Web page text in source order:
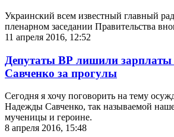
Украинский всем известный главный
пленарном заседании Правительства
11 апреля 2016, 12:52
Депутаты ВР лишили
Савченко за прогулы
Сегодня я хочу поговорить на тему
Надежды Савченко, так называемой
мученицы и героине.
8 апреля 2016, 15:48